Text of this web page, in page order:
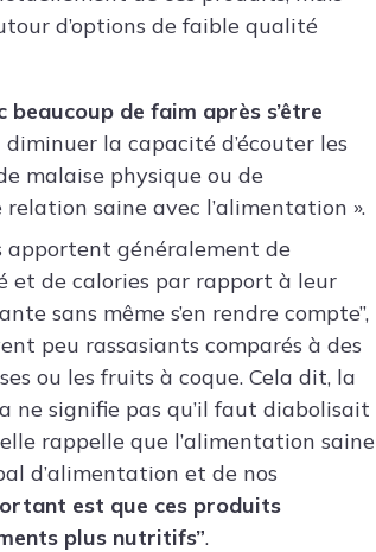
d’options de faible qualité
de faim après s’être
diminuer la capacité d’écouter les
malaise physique ou de
saine avec l’alimentation ».
apportent généralement de
et de calories par rapport à leur
sans même s’en rendre compte”,
peu rassasiants comparés à des
ou les fruits à coque. Cela dit, la
signifie pas qu’il faut diabolisait
rappelle que l’alimentation saine
d’alimentation et de nos
est que ces produits
plus nutritifs”.